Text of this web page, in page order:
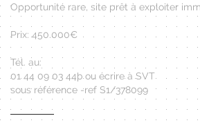
Opportunité rare, site prêt à exploiter
Prix: 450.000€
Tél. au:
01 44 09 03 44þ ou écrire à SVT
sous référence -ref S1/378099